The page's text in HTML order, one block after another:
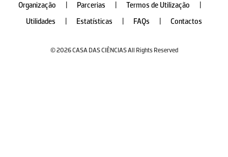
Organização
Parcerias Termos de Utilização
Utilidades
Estatísticas FAQs Contactos
© 2026 CASA DAS CIÊNCIAS All Rights Reserved